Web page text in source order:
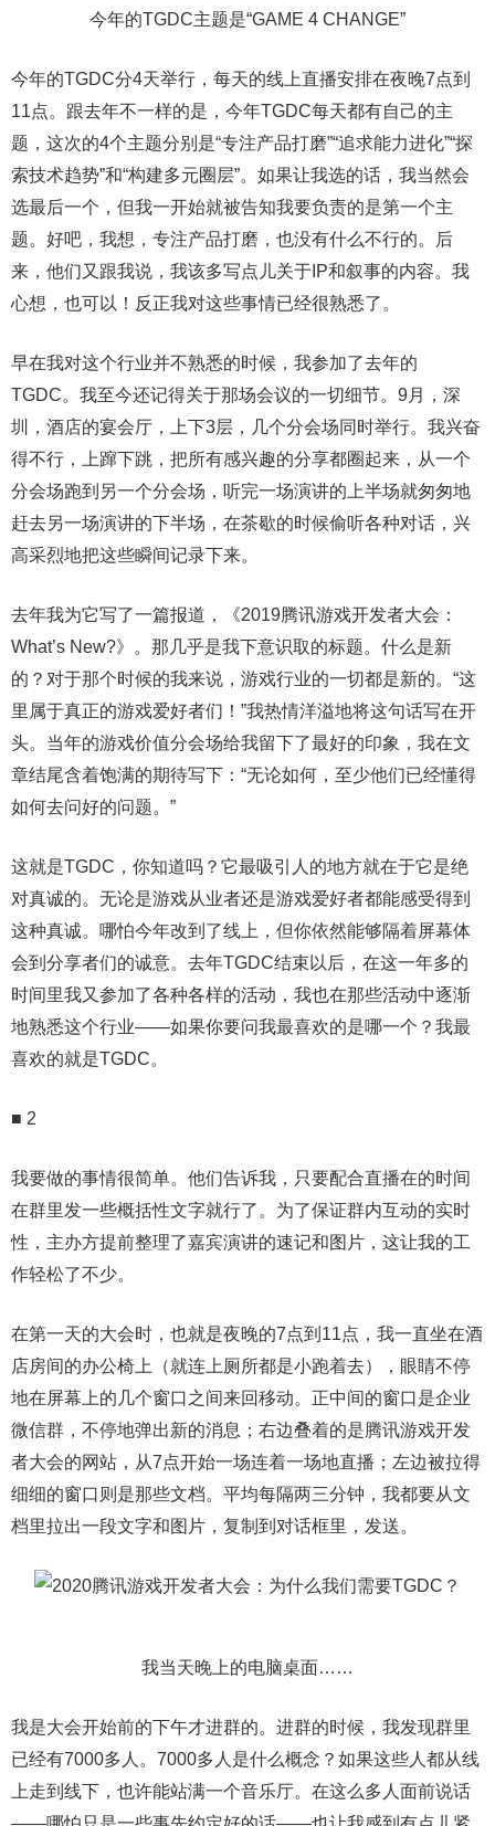
今年的TGDC主题是“GAME 4 CHANGE”
今年的TGDC分4天举行，每天的线上直播安排在夜晚7点到
11点。跟去年不一样的是，今年TGDC每天都有自己的主
题，这次的4个主题分别是“专注产品打磨”“追求能力进化”“探
索技术趋势”和“构建多元圈层”。如果让我选的话，我当然会
选最后一个，但我一开始就被告知我要负责的是第一个主
题。好吧，我想，专注产品打磨，也没有什么不行的。后
来，他们又跟我说，我该多写点儿关于IP和叙事的内容。我
心想，也可以！反正我对这些事情已经很熟悉了。
早在我对这个行业并不熟悉的时候，我参加了去年的
TGDC。我至今还记得关于那场会议的一切细节。9月，深
圳，酒店的宴会厅，上下3层，几个分会场同时举行。我兴奋
得不行，上蹿下跳，把所有感兴趣的分享都圈起来，从一个
分会场跑到另一个分会场，听完一场演讲的上半场就匆匆地
赶去另一场演讲的下半场，在茶歇的时候偷听各种对话，兴
高采烈地把这些瞬间记录下来。
去年我为它写了一篇报道，《2019腾讯游戏开发者大会：
What’s New?》。那几乎是我下意识取的标题。什么是新
的？对于那个时候的我来说，游戏行业的一切都是新的。“这
里属于真正的游戏爱好者们！”我热情洋溢地将这句话写在开
头。当年的游戏价值分会场给我留下了最好的印象，我在文
章结尾含着饱满的期待写下：“无论如何，至少他们已经懂得
如何去问好的问题。”
这就是TGDC，你知道吗？它最吸引人的地方就在于它是绝
对真诚的。无论是游戏从业者还是游戏爱好者都能感受得到
这种真诚。哪怕今年改到了线上，但你依然能够隔着屏幕体
会到分享者们的诚意。去年TGDC结束以后，在这一年多的
时间里我又参加了各种各样的活动，我也在那些活动中逐渐
地熟悉这个行业——如果你要问我最喜欢的是哪一个？我最
喜欢的就是TGDC。
■ 2
我要做的事情很简单。他们告诉我，只要配合直播在的时间
在群里发一些概括性文字就行了。为了保证群内互动的实时
性，主办方提前整理了嘉宾演讲的速记和图片，这让我的工
作轻松了不少。
在第一天的大会时，也就是夜晚的7点到11点，我一直坐在酒
店房间的办公椅上（就连上厕所都是小跑着去），眼睛不停
地在屏幕上的几个窗口之间来回移动。正中间的窗口是企业
微信群，不停地弹出新的消息；右边叠着的是腾讯游戏开发
者大会的网站，从7点开始一场连着一场地直播；左边被拉得
细细的窗口则是那些文档。平均每隔两三分钟，我都要从文
档里拉出一段文字和图片，复制到对话框里，发送。
我当天晚上的电脑桌面……
我是大会开始前的下午才进群的。进群的时候，我发现群里
已经有7000多人。7000多人是什么概念？如果这些人都从线
上走到线下，也许能站满一个音乐厅。在这么多人面前说话